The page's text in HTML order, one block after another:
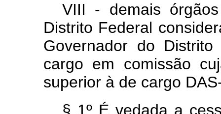
VIII - demais
Distrito Federal
Governador do
cargo em comissão
superior à de cargo
§ 1º É vedada a